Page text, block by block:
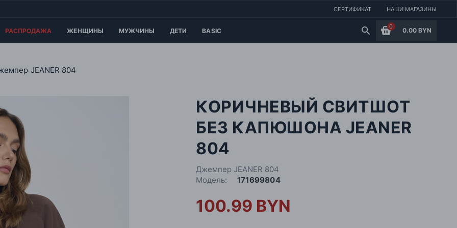
СЕРТИФИКАТ НАШИ МАГАЗИНЫ
РАСПРОДАЖА ЖЕНЩИНЫ МУЖЧИНЫ ДЕТИ BASIC
0
0.00 BYN
JEANER 804
КОРИЧНЕВЫЙ СВИТШОТ
БЕЗ КАПЮШОНА JEANER
804
Джемпер JEANER 804
Модель:
171699804
100.99 BYN